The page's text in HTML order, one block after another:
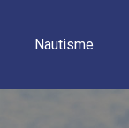
Nautisme